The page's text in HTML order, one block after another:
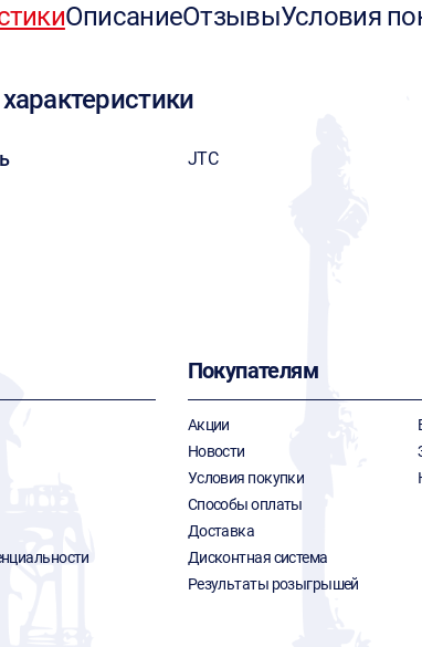
ОписаниеОтзывыУсловия
JTC
Покупателям
Акции
Новости
Условия покупки
Способы оплаты
Доставка
Дисконтная система
Результаты розыгрышей